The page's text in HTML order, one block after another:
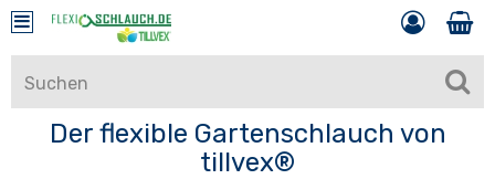
Der flexible Gartenschlauch von
tillvex®